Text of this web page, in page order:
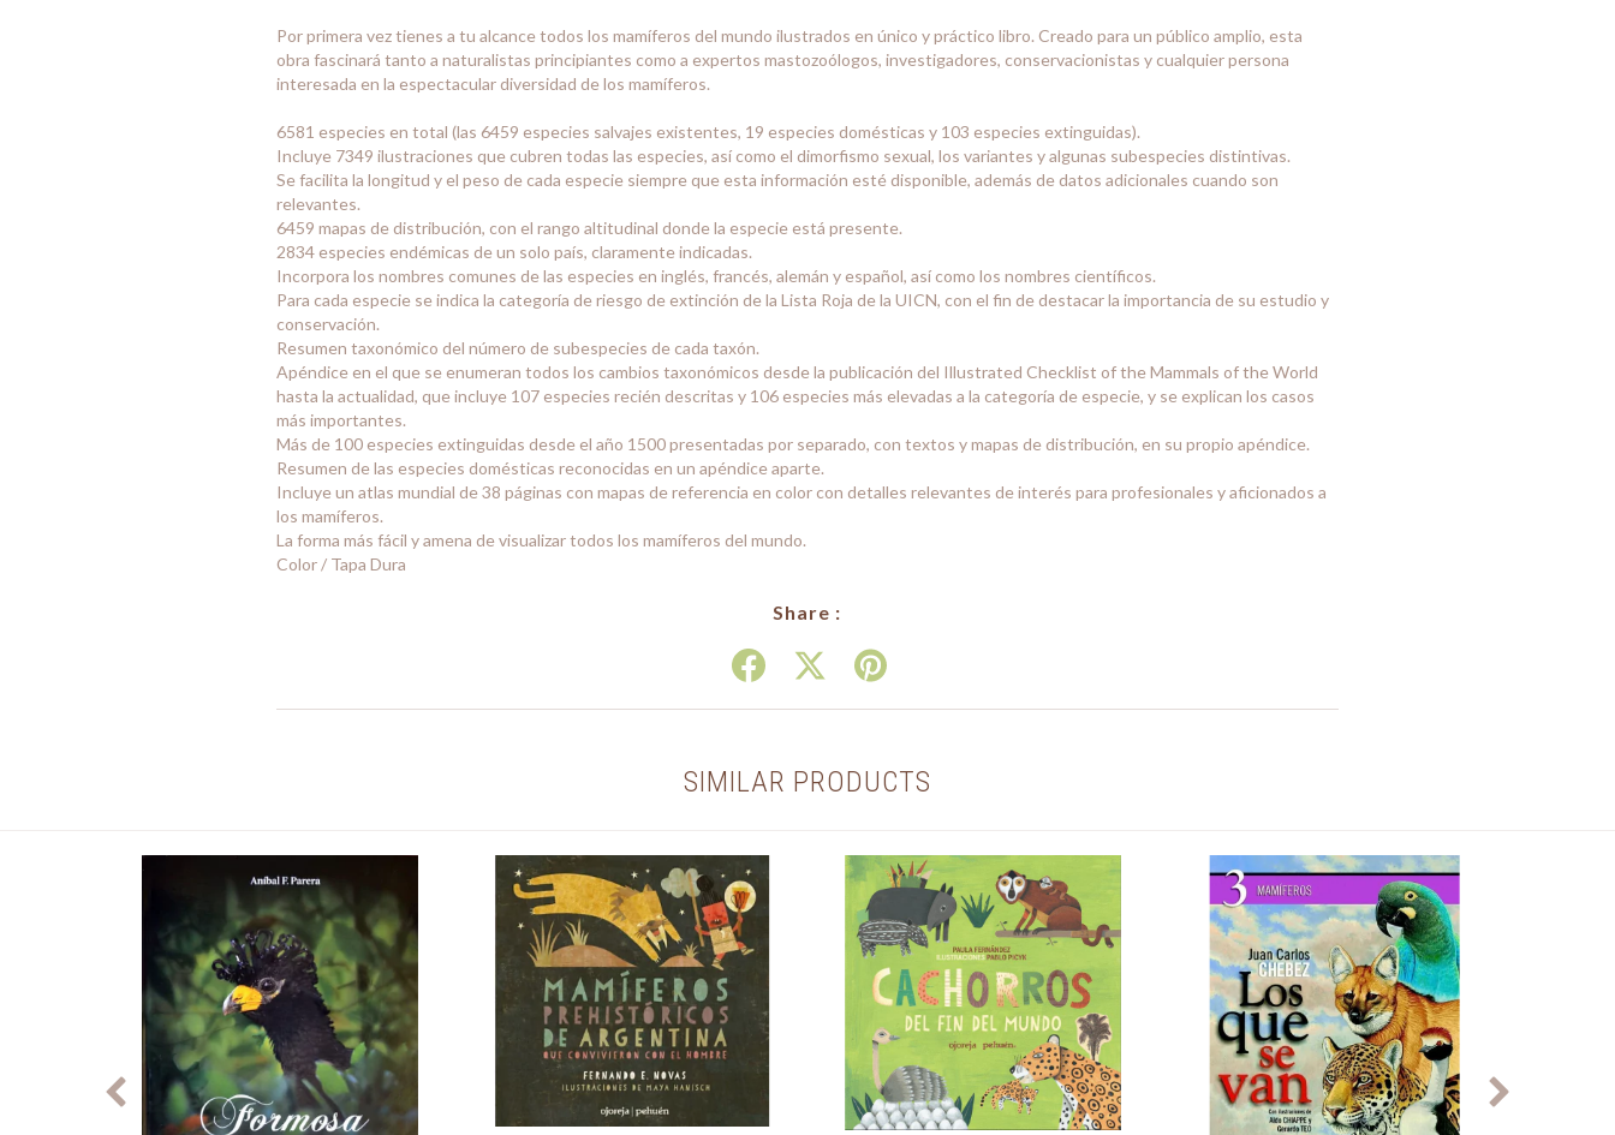
Por primera vez tienes a tu alcance todos los mamíferos del mundo ilustrados en único y práctico libro. Creado para un público amplio, esta
obra fascinará tanto a naturalistas principiantes como a expertos mastozoólogos, investigadores, conservacionistas y cualquier persona
interesada en la espectacular diversidad de los mamíferos.
6581 especies en total (las 6459 especies salvajes existentes, 19 especies domésticas y 103 especies extinguidas).
Incluye 7349 ilustraciones que cubren todas las especies, así como el dimorfismo sexual, los variantes y algunas subespecies distintivas.
Se facilita la longitud y el peso de cada especie siempre que esta información esté disponible, además de datos adicionales cuando son
relevantes.
6459 mapas de distribución, con el rango altitudinal donde la especie está presente.
2834 especies endémicas de un solo país, claramente indicadas.
Incorpora los nombres comunes de las especies en inglés, francés, alemán y español, así como los nombres científicos.
Para cada especie se indica la categoría de riesgo de extinción de la Lista Roja de la UICN, con el fin de destacar la importancia de su estudio y
conservación.
Resumen taxonómico del número de subespecies de cada taxón.
Apéndice en el que se enumeran todos los cambios taxonómicos desde la publicación del Illustrated Checklist of the Mammals of the World
hasta la actualidad, que incluye 107 especies recién descritas y 106 especies más elevadas a la categoría de especie, y se explican los casos
más importantes.
Más de 100 especies extinguidas desde el año 1500 presentadas por separado, con textos y mapas de distribución, en su propio apéndice.
Resumen de las especies domésticas reconocidas en un apéndice aparte.
Incluye un atlas mundial de 38 páginas con mapas de referencia en color con detalles relevantes de interés para profesionales y aficionados a
los mamíferos.
La forma más fácil y amena de visualizar todos los mamíferos del mundo.
Color / Tapa Dura
Share :
SIMILAR PRODUCTS